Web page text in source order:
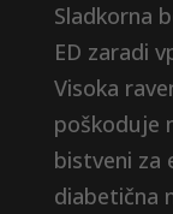
Sladkorna
ED zaradi
Visoka
poškoduje
bistveni za
diabetična